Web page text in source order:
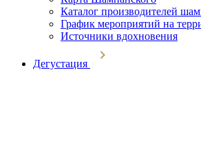
Каталог производителей
График мероприятий на
Источники вдохновения
Дегустация